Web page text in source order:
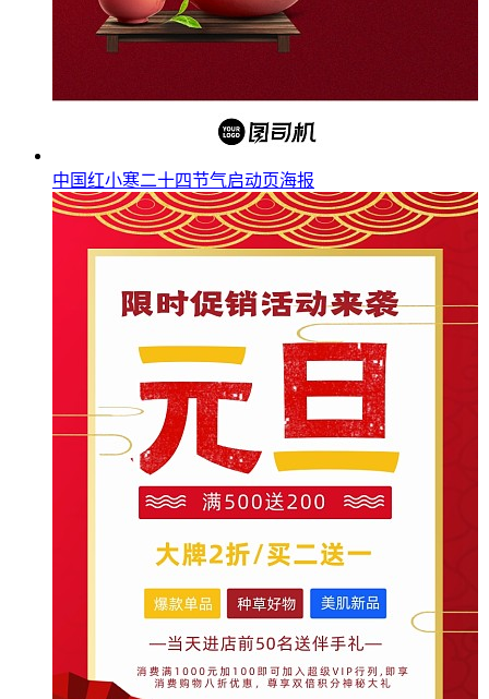
中国红小寒二十四节气启动页海报